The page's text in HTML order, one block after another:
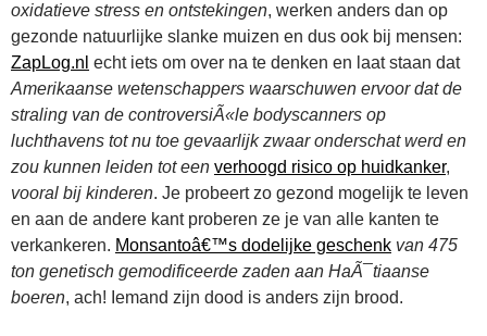
oxidatieve stress en ontstekingen, werken anders dan op
gezonde natuurlijke slanke muizen en dus ook bij mensen:
ZapLog.nl echt iets om over na te denken en laat staan dat
Amerikaanse wetenschappers waarschuwen ervoor dat de
straling van de controversiÃ«le bodyscanners op
luchthavens tot nu toe gevaarlijk zwaar onderschat werd en
zou kunnen leiden tot een verhoogd risico op huidkanker,
vooral bij kinderen. Je probeert zo gezond mogelijk te leven
en aan de andere kant proberen ze je van alle kanten te
verkankeren. Monsantoâ€™s dodelijke geschenk van 475
ton genetisch gemodificeerde zaden aan HaÃ¯tiaanse
boeren, ach! Iemand zijn dood is anders zijn brood.